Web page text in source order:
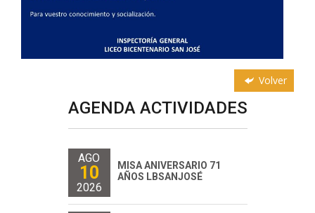
Volver
AGENDA ACTIVIDADES
AGO
10
2026
MISA ANIVERSARIO 71
AÑOS LBSANJOSÉ